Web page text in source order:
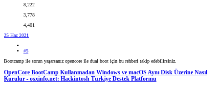
8,222
3,778
4,401
25 Haz 2021
#5
Bootcamp ile sorun yaşarsanız opencore ile dual boot için bu rehberi takip edebilirsiniz.
OpenCore BootCamp Kullanmadan Windows ve macOS Aynı Disk Üzerine Nasıl
Kurulur - osxinfo.net: Hackintosh Türkiye Destek Platformu